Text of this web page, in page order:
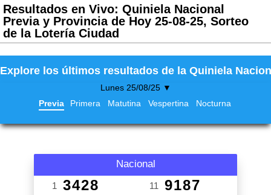
Resultados en Vivo: Quiniela Nacional
Previa y Provincia de Hoy 25-08-25, Sorteo
de la Lotería Ciudad
Explore los últimos resultados de la Quiniela
Lunes 25/08/25 ▼
Previa
Primera Matutina Vespertina Nocturna
Nacional
1 3428 11 9187